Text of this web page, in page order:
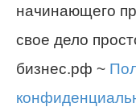
начинающего
свое дело
бизнес.рф ~